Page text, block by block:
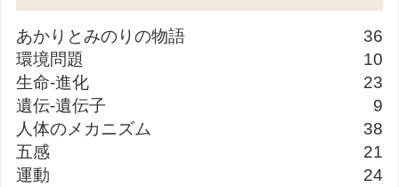
あかりとみのりの物語
36
環境問題
10
生命-進化
23
遺伝-遺伝子
9
人体のメカニズム
38
五感
21
運動
24